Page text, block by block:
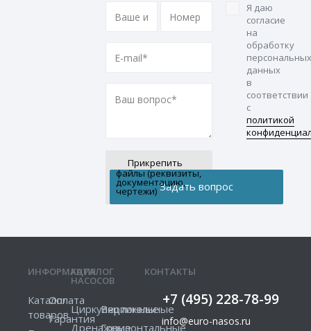
Прикрепить
файлы (реквизиты,
документацию,
чертежи)
Я даю
согласие
на
обработку
персональных
данных
в
соответствии
с
политикой
КОНТАКТЫ
+7 (495) 228-78-99
info@euro-nasos.ru
ИНФОРМАЦИЯ
Каталог
товаров
Оплата
Гарантия
КАТАЛОГ
НАСОСОВ
Циркуляционные
Дренажные
Вертикальные
Горизонтальные